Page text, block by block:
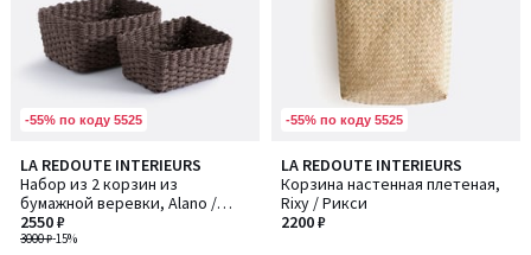
-55% по коду 5525
LA REDOUTE INTERIEURS
Набор из 2 корзин из
бумажной веревки, Alano /
Алано
3000 ₽-15%
2550 ₽
5
/
5
-55% по коду 5525
LA REDOUTE INTERIEURS
Корзина настенная плетеная,
Rixy / Рикси
2200 ₽
4,8
/ 5